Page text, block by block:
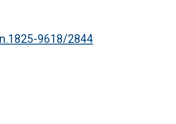
9618/2844